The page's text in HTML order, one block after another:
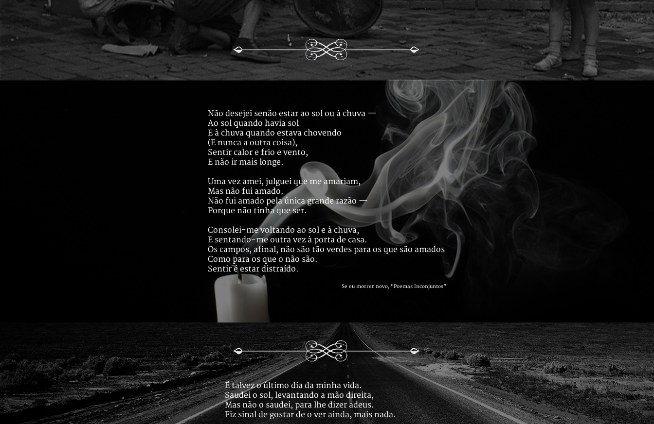
Não desejei senão estar ao sol ou à chuva —
Ao sol quando havia sol
E à chuva quando estava chovendo
(E nunca a outra coisa),
Sentir calor e frio e vento,
E não ir mais longe.
Uma vez amei, julguei que me amariam,
Mas não fui amado.
Não fui amado pela única grande razão —
Porque não tinha que ser.
Consolei-me voltando ao sol e à chuva,
E sentando-me outra vez à porta de casa.
Os campos, afinal, não são tão verdes para os que são amados
Como para os que o não são.
Sentir é estar distraído.
Se eu morrer novo, “Poemas Inconjuntos”
É talvez o último dia da minha vida.
Saudei o sol, levantando a mão direita,
Mas não o saudei, para lhe dizer adeus.
Fiz sinal de gostar de o ver ainda, mais nada.